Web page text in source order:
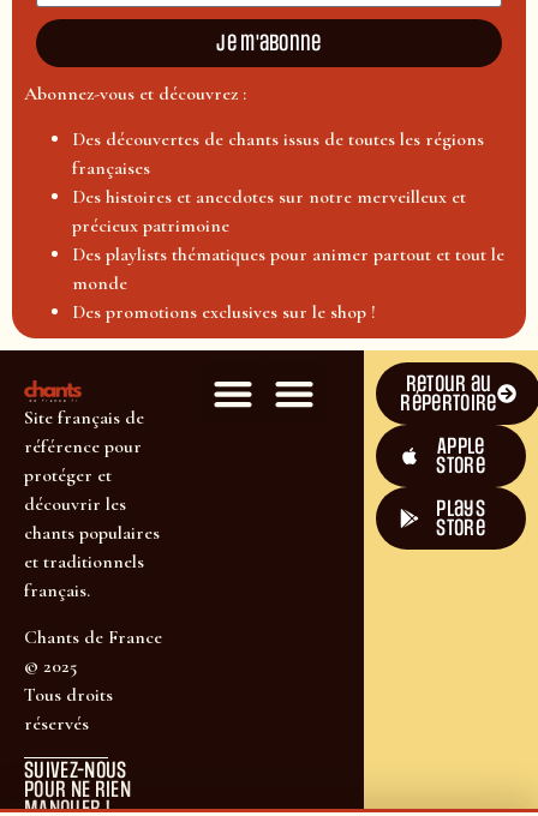
Je m'abonne
Abonnez-vous et découvrez :
Des découvertes de chants issus de toutes les régions
françaises
Des histoires et anecdotes sur notre merveilleux et
précieux patrimoine
Des playlists thématiques pour animer partout et tout le
monde
Des promotions exclusives sur le shop !
Site français de
référence pour
protéger et
découvrir les
chants populaires
et traditionnels
français.
Chants de France
© 2025
Tous droits
réservés
SUIVEZ-NOUS
POUR NE RIEN
MANQUER !
Retour au
répertoire
Apple
Store
plays
store